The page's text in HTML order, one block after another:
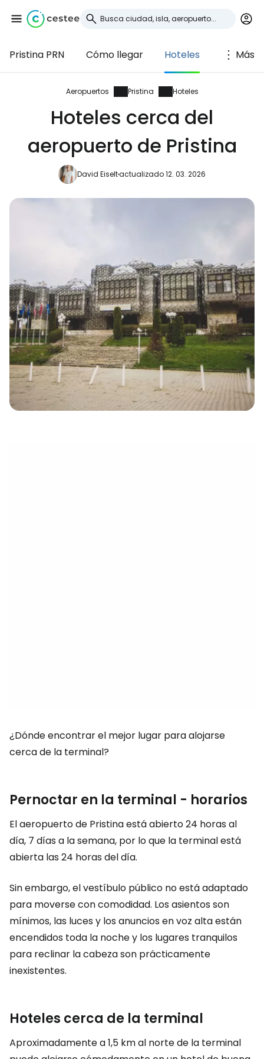
Pristina PRN Cómo llegar Hoteles Más
Aeropuertos Pristina Hoteles
Hoteles cerca del
aeropuerto de Pristina
David Eiseltactualizado 12. 03. 2026
¿Dónde encontrar el mejor lugar para alojarse
cerca de la terminal?
Pernoctar en la terminal - horarios
El aeropuerto de Pristina está abierto 24 horas al
día, 7 días a la semana, por lo que la terminal está
abierta las 24 horas del día.
Sin embargo, el vestíbulo público no está adaptado
para moverse con comodidad. Los asientos son
mínimos, las luces y los anuncios en voz alta están
encendidos toda la noche y los lugares tranquilos
para reclinar la cabeza son prácticamente
inexistentes.
Hoteles cerca de la terminal
Aproximadamente a 1,5 km al norte de la terminal
Iniciar sesión en
Cestee
... la comunidad mundial de viajeros
Continuar con Email